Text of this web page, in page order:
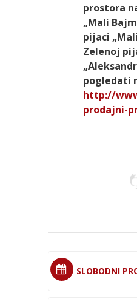
prostora
„Mali
pijaci
Zelenoj
pogledati
http://
prodajni-
SLOBODNI